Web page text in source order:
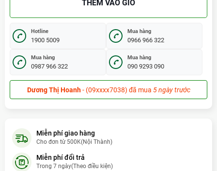
THÊM VÀO GIỎ
Hotline
1900 5009
Mua hàng
0966 966 322
Mua hàng
0987 966 322
Mua hàng
090 9293 090
Dũng Bùi- (09xxxx8797) đã mua1 tuần trước (31/07/2026)
Hồ Quang Lộc- (09xxxx4108) đã mua
Cao Duy Tâm- (09xxxx5611) đã mua
Miễn phí giao hàng
Cho đơn từ 500K(Nội Thành)
Miễn phí đổi trả
Trong 7 ngày(Theo điều kiện)